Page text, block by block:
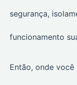
segurança,
funcionamento
Então, onde